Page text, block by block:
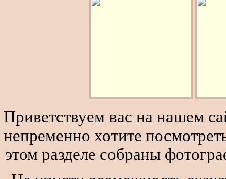
Приветствуем вас на нашем
непременно хотите
этом разделе собраны